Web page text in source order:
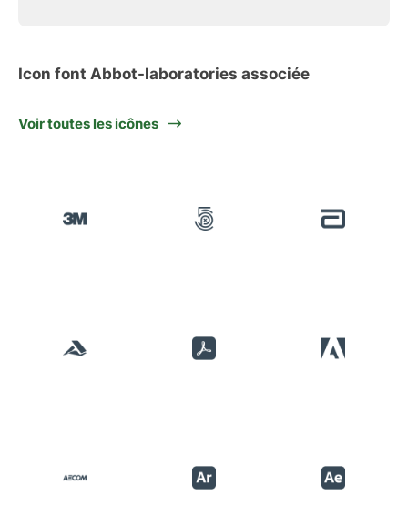
Icon font Abbot-laboratories associée
Voir toutes les icônes